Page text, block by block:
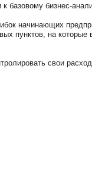
базовому бизнес-
начинающих
пунктов, на которые
свои